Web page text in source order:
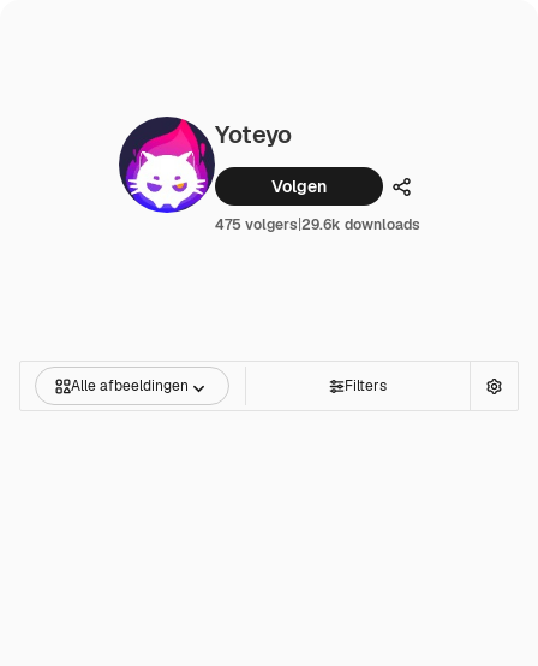
Yoteyo
Volgen Delen
475 volgers|29.6k downloads
Alle afbeeldingen Filters